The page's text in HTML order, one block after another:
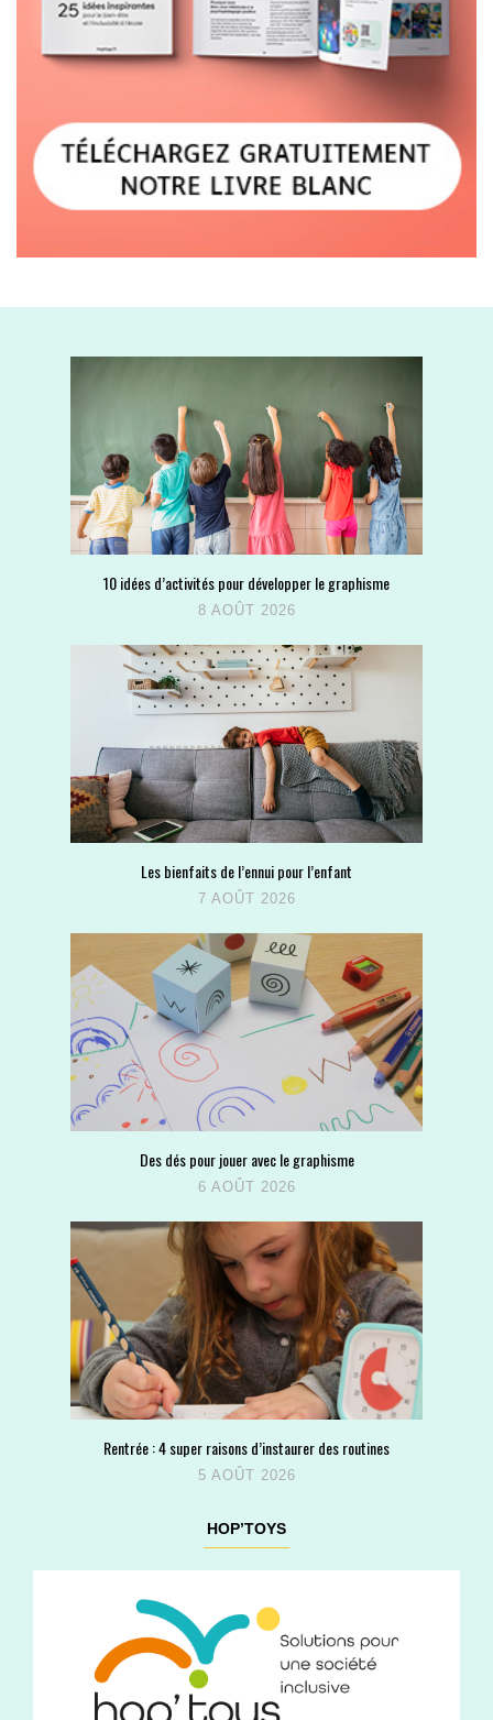
10 idées d’activités pour développer le graphisme
8 AOÛT 2026
Les bienfaits de l’ennui pour l’enfant
7 AOÛT 2026
Des dés pour jouer avec le graphisme
6 AOÛT 2026
Rentrée : 4 super raisons d’instaurer des routines
5 AOÛT 2026
HOP’TOYS